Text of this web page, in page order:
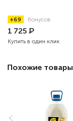
+69 бонусов
1 725₽
Купить в один клик
Похожие товары